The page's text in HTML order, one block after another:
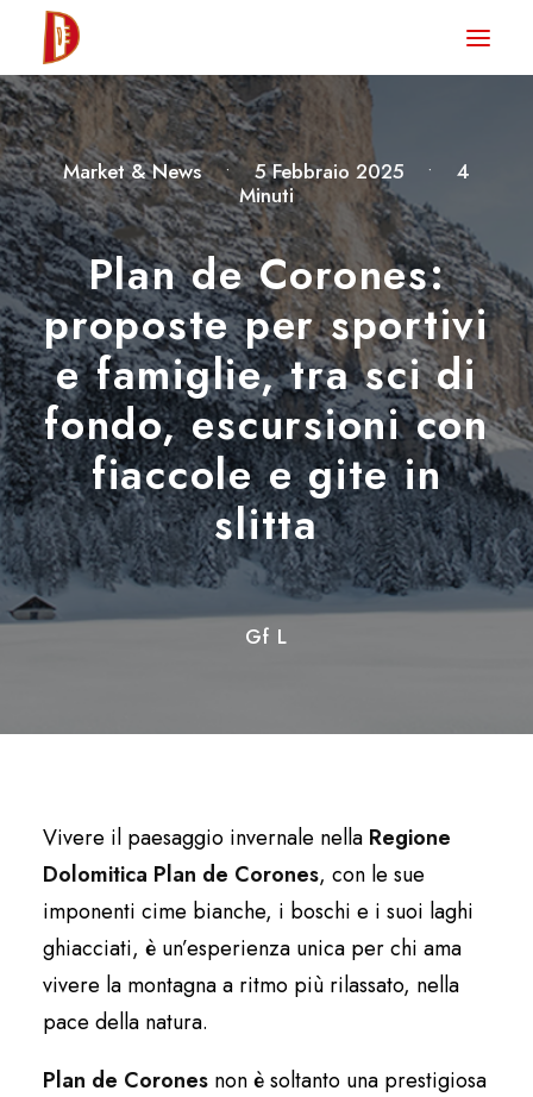
HOME
NEWS
DEGUSTA TV
LA RIVISTA
CONTATTI
CLUB DEGUSTA
STORE
RICERCA
Market & News • 5 Febbraio 2025 •
4
Minuti
Plan de Corones:
proposte per sportivi
e famiglie, tra sci di
fondo, escursioni con
fiaccole e gite in
slitta
Gf L
Vivere il paesaggio invernale nella Regione
Dolomitica Plan de Corones, con le sue
imponenti cime bianche, i boschi e i suoi laghi
ghiacciati, è un’esperienza unica per chi ama
vivere la montagna a ritmo più rilassato, nella
pace della natura.
Plan de Corones non è soltanto una prestigiosa